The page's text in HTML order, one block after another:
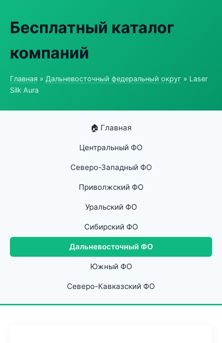
Бесплатный каталог
компаний
Главная » Дальневосточный федеральный округ » Laser
Silk Aura
🏠 Главная
Центральный ФО
Северо-Западный ФО
Приволжский ФО
Уральский ФО
Сибирский ФО
Дальневосточный ФО
Южный ФО
Северо-Кавказский ФО